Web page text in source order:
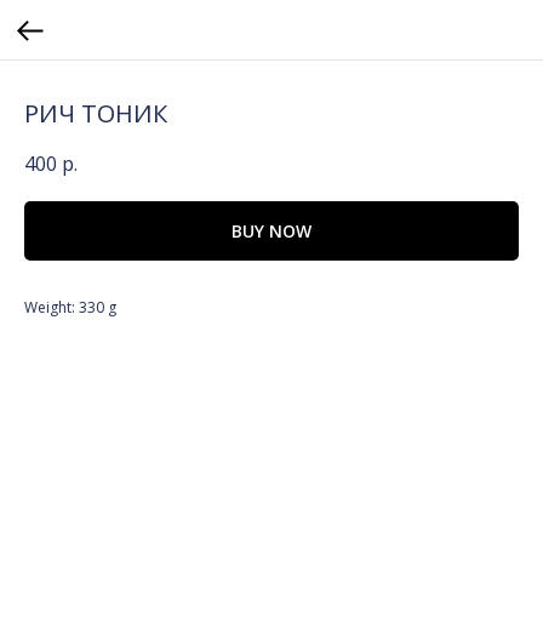
РИЧ ТОНИК
400 р.
BUY NOW
Weight: 330 g